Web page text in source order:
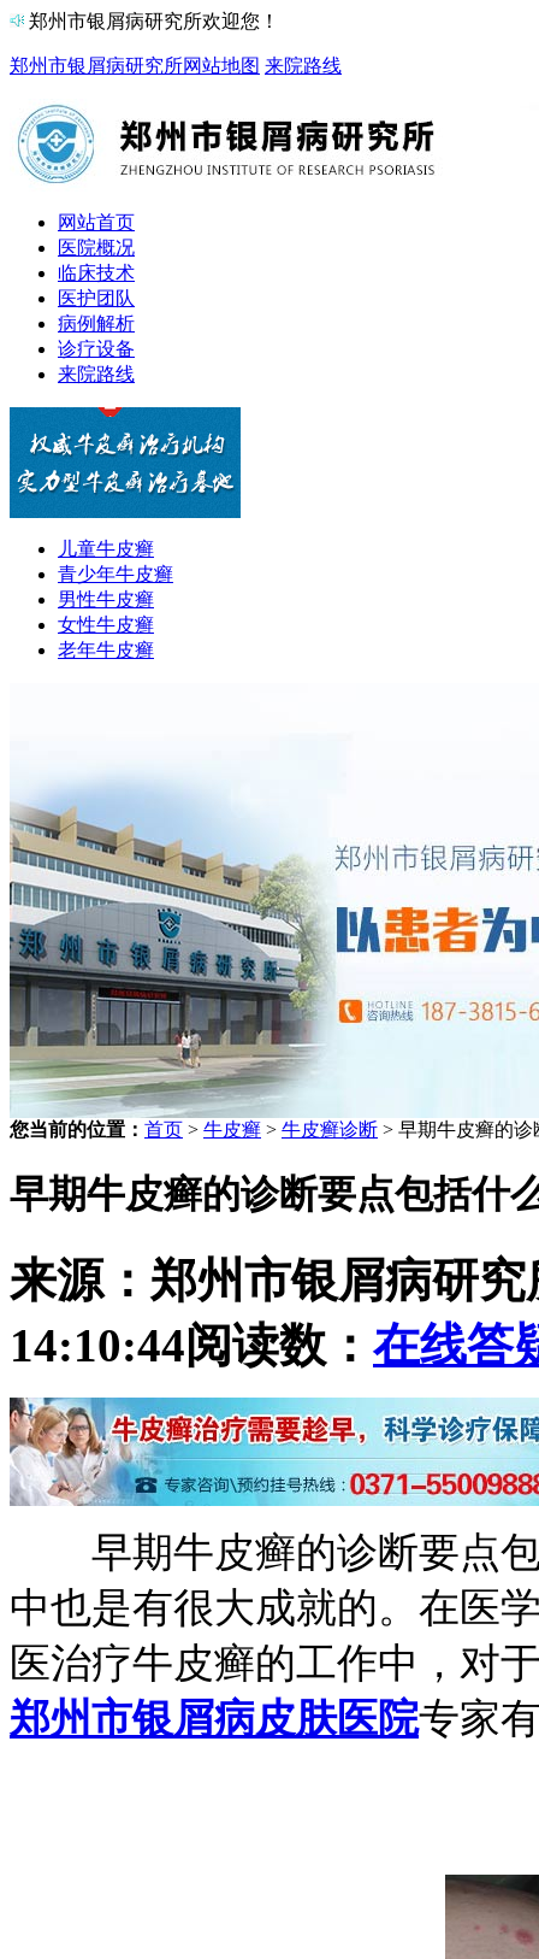
郑州市银屑病研究所欢迎您！
郑州市银屑病研究所网站地图 来院路线
网站首页
医院概况
临床技术
医护团队
病例解析
诊疗设备
来院路线
儿童牛皮癣
青少年牛皮癣
男性牛皮癣
女性牛皮癣
老年牛皮癣
您当前的位置： 首页 > 牛皮癣 > 牛皮癣诊断 > 早期牛皮癣的
早期牛皮癣的诊断要点包括什
来源：郑州市银屑病研究
14:10:44阅读数： 在线答
早期牛皮癣的诊断要点包
中也是有很大成就的。在医
医治疗牛皮癣的工作中，对
郑州市银屑病皮肤医院专家